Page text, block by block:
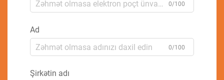
0/100
Ad
0/100
Şirkətin adı